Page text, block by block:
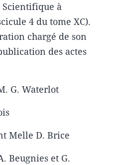
Scientifique à
4 du tome XC).
chargé de son
des actes
G. Waterlot
Melle D. Brice
Beugnies et G.